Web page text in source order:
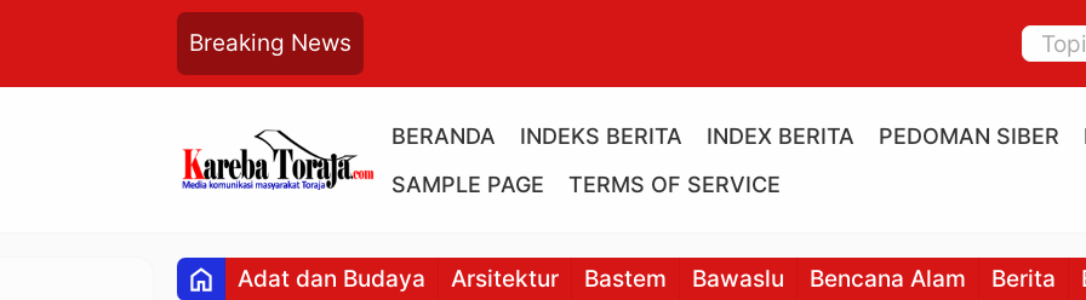
Breaking News
BERANDA INDEKS BERITA INDEX BERITA PEDOMAN SIBER
SAMPLE PAGE
TERMS OF SERVICE
home Adat dan Budaya Arsitektur Bastem Bawaslu Bencana Alam Berita